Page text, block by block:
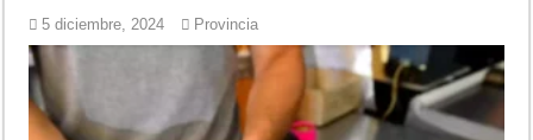
5 diciembre, 2024 Provincia